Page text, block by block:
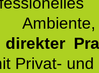
Privat-